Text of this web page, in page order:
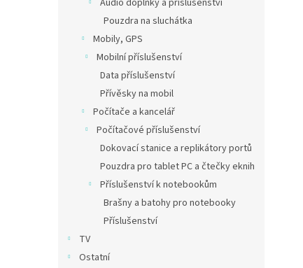
Audio doplňky a příslušenství
Pouzdra na sluchátka
Mobily, GPS
Mobilní příslušenství
Data příslušenství
Přívěsky na mobil
Počítače a kancelář
Počítačové příslušenství
Dokovací stanice a replikátory portů
Pouzdra pro tablet PC a čtečky eknih
Příslušenství k notebookům
Brašny a batohy pro notebooky
Příslušenství
TV
Ostatní